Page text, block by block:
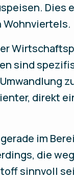
Dies
Wohnviertels.
sind
direkt
im
die
sinnvoll